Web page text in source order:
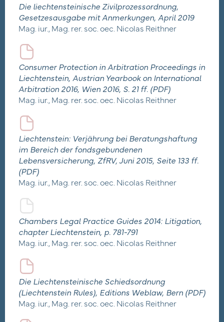
Die liechtensteinische Zivilprozessordnung,
Gesetzesausgabe mit Anmerkungen, April 2019
Mag. iur., Mag. rer. soc. oec. Nicolas Reithner
Consumer Protection in Arbitration Proceedings in
Liechtenstein, Austrian Yearbook on International
Arbitration 2016, Wien 2016, S. 21 ff. (PDF)
Mag. iur., Mag. rer. soc. oec. Nicolas Reithner
Liechtenstein: Verjährung bei Beratungshaftung
im Bereich der fondsgebundenen
Lebensversicherung, ZfRV, Juni 2015, Seite 133 ff.
(PDF)
Mag. iur., Mag. rer. soc. oec. Nicolas Reithner
Chambers Legal Practice Guides 2014: Litigation,
chapter Liechtenstein, p. 781-791
Mag. iur., Mag. rer. soc. oec. Nicolas Reithner
Die Liechtensteinische Schiedsordnung
(Liechtenstein Rules), Editions Weblaw, Bern (PDF)
Mag. iur., Mag. rer. soc. oec. Nicolas Reithner